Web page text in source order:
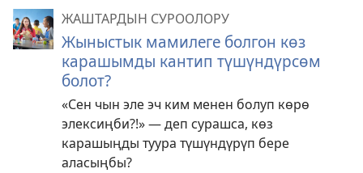
ЖАШТАРДЫН СУРООЛОРУ
Жыныстык мамилеге болгон көз
карашымды кантип түшүндүрсөм
болот?
«Сен чын эле эч ким менен болуп көрө
элексиңби?!» — деп сурашса, көз
карашыңды туура түшүндүрүп бере
аласыңбы?